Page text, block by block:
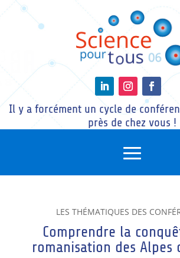
Il y a forcément un cycle de
près de chez vous !
LES THÉMATIQUES DES
Comprendre la
romanisation des Alpes